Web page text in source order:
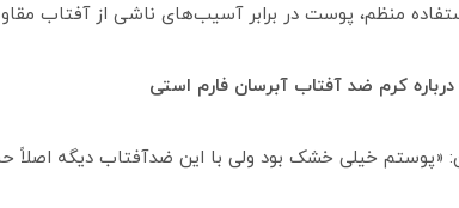
منظم، پوست در برابر آسیب‌های ناشی از آفتاب
درباره کرم ضد آفتاب آبرسان فارم استی
«پوستم خیلی خشک بود ولی با این ضدآفتاب دیگه